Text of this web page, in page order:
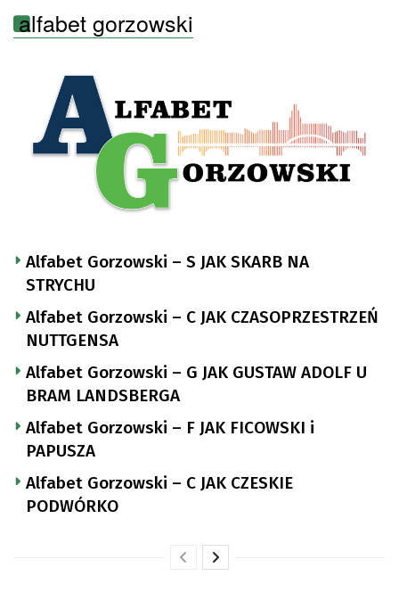
alfabet gorzowski
Alfabet Gorzowski – S JAK SKARB NA
STRYCHU
Alfabet Gorzowski – C JAK CZASOPRZESTRZEŃ
NUTTGENSA
Alfabet Gorzowski – G JAK GUSTAW ADOLF U
BRAM LANDSBERGA
Alfabet Gorzowski – F JAK FICOWSKI i
PAPUSZA
Alfabet Gorzowski – C JAK CZESKIE
PODWÓRKO